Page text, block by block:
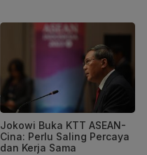
Jokowi Buka KTT ASEAN-
Cina: Perlu Saling Percaya
dan Kerja Sama